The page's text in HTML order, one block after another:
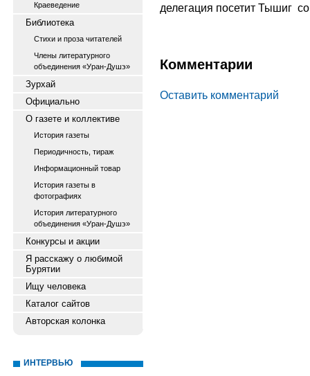
Краеведение
Библиотека
Стихи и проза читателей
Члены литературного
объединения «Уран-Душэ»
Зурхай
Официально
О газете и коллективе
История газеты
Периодичность, тираж
Информационный товар
История газеты в
фотографиях
История литературного
объединения «Уран-Душэ»
Конкурсы и акции
Я расскажу о любимой
Бурятии
Ищу человека
Каталог сайтов
Авторская колонка
ИНТЕРВЬЮ
делегация посетит Тышиг
Комментарии
Оставить комментарий